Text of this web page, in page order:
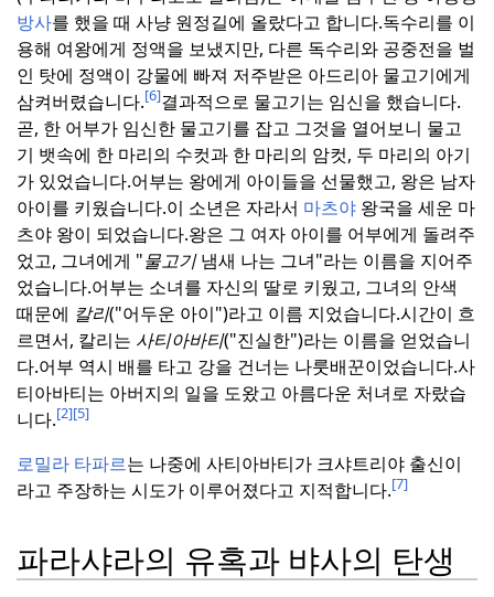
방사를 했을 때 사냥 원정길에 올랐다고 합니다.독수리를 이
용해 여왕에게 정액을 보냈지만, 다른 독수리와 공중전을 벌
인 탓에 정액이 강물에 빠져 저주받은 아드리아 물고기에게
삼켜버렸습니다.[6]결과적으로 물고기는 임신을 했습니다.
곧, 한 어부가 임신한 물고기를 잡고 그것을 열어보니 물고
기 뱃속에 한 마리의 수컷과 한 마리의 암컷, 두 마리의 아기
가 있었습니다.어부는 왕에게 아이들을 선물했고, 왕은 남자
아이를 키웠습니다.이 소년은 자라서 마츠야 왕국을 세운 마
츠야 왕이 되었습니다.왕은 그 여자 아이를 어부에게 돌려주
었고, 그녀에게 "물고기냄새 나는 그녀"라는 이름을 지어주
었습니다.어부는 소녀를 자신의 딸로 키웠고, 그녀의 안색
때문에 칼리("어두운 아이")라고 이름 지었습니다.시간이 흐
르면서, 칼리는 사티아바티("진실한")라는 이름을 얻었습니
다.어부 역시 배를 타고 강을 건너는 나룻배꾼이었습니다.사
티아바티는 아버지의 일을 도왔고 아름다운 처녀로 자랐습
니다.[2][5]
로밀라 타파르는 나중에 사티아바티가 크샤트리야 출신이
라고 주장하는 시도가 이루어졌다고 지적합니다.[7]
파라샤라의 유혹과 뱌사의 탄생